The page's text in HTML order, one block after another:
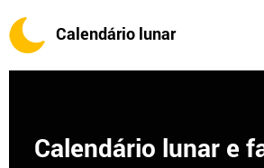
Calendário lunar
Calendário lunar e